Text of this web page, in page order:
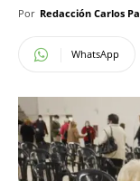
Por Redacción Carlos
WhatsApp